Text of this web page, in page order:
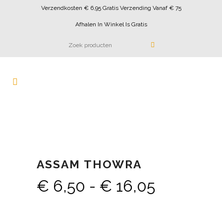
Verzendkosten € 6,95 Gratis Verzending Vanaf € 75
Afhalen In Winkel Is Gratis
ASSAM THOWRA
€ 6,50 - € 16,05